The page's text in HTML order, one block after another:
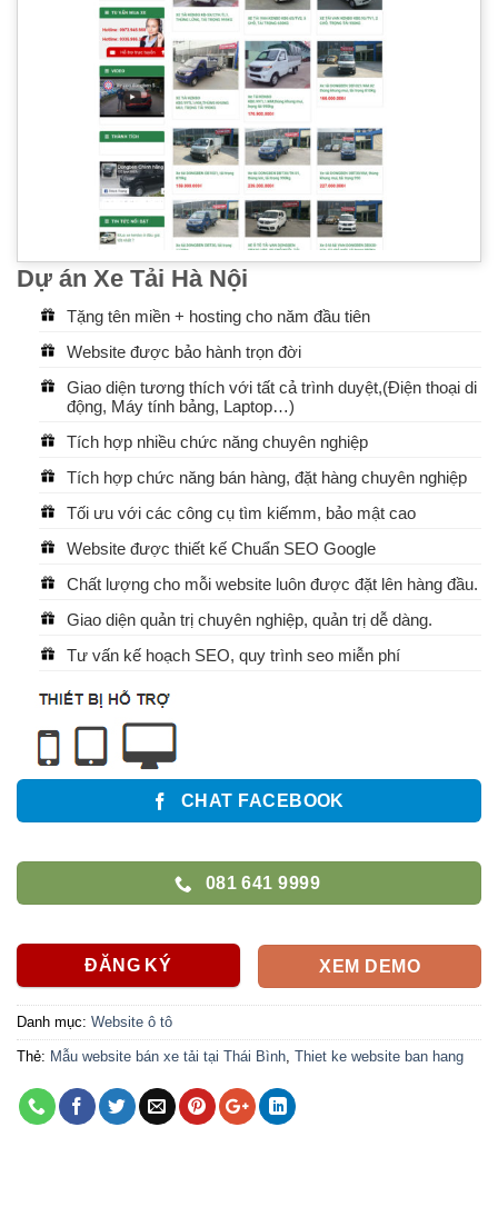
Dự án Xe Tải Hà Nội
Tặng tên miền + hosting cho năm đầu tiên
Website được bảo hành trọn đời
Giao diện tương thích với tất cả trình duyệt,(Điện thoại di
động, Máy tính bảng, Laptop…)
Tích hợp nhiều chức năng chuyên nghiệp
Tích hợp chức năng bán hàng, đặt hàng chuyên nghiệp
Tối ưu với các công cụ tìm kiếmm, bảo mật cao
Website được thiết kế Chuẩn SEO Google
Chất lượng cho mỗi website luôn được đặt lên hàng đầu.
Giao diện quản trị chuyên nghiệp, quản trị dễ dàng.
Tư vấn kế hoạch SEO, quy trình seo miễn phí
CHAT FACEBOOK
081 641 9999
ĐĂNG KÝ XEM DEMO
Danh mục: Website ô tô
Thẻ: Mẫu website bán xe tải tại Thái Bình Thiet ke website ban hang